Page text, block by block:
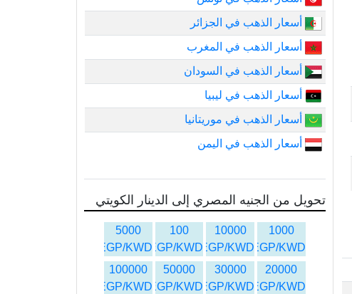
أسعار الذهب في الجزائر
أسعار الذهب في المغرب
أسعار الذهب في السودان
أسعار الذهب في ليبيا
أسعار الذهب في موريتانيا
أسعار الذهب في اليمن
تحويل من الجنيه المصري إلى الدينار الكويتي
1000
EGP/KWD
10000
EGP/KWD
100
EGP/KWD
5000
EGP/KWD
20000
EGP/KWD
30000
EGP/KWD
50000
EGP/KWD
100000
EGP/KWD